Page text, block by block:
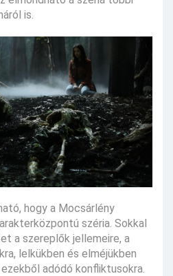
is.
hogy a Mocsárlény
széria. Sokkal
a szereplők jellemeire, a
lelkükben és elméjükben
adódó konfliktusokra.